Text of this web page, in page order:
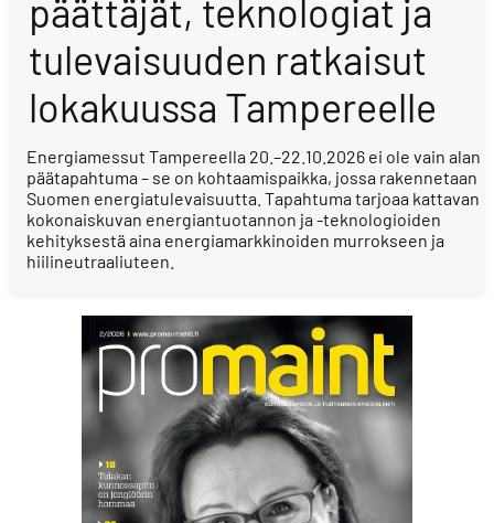
päättäjät, teknologiat ja
tulevaisuuden ratkaisut
lokakuussa Tampereelle
Energiamessut Tampereella 20.–22.10.2026 ei ole vain alan
päätapahtuma – se on kohtaamispaikka, jossa rakennetaan
Suomen energiatulevaisuutta. Tapahtuma tarjoaa kattavan
kokonaiskuvan energiantuotannon ja -teknologioiden
kehityksestä aina energiamarkkinoiden murrokseen ja
hiilineutraaliuteen.